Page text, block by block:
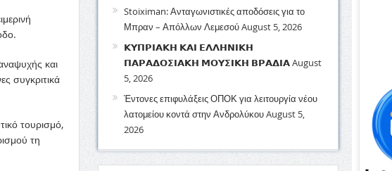
και
συγκριτικά
τουρισμό,
τη
Stoiximan: Ανταγωνιστικές αποδόσεις για το
Μπραν – Απόλλων ΛεμεσούAugust 5, 2026
𝝟𝝪𝝥𝝦𝝞𝝖𝝟𝝜 𝝟𝝖𝝞 𝝚𝝠𝝠𝝜𝝢𝝞𝝟𝝜
𝝥𝝖𝝦𝝖𝝙𝝤𝝨𝝞𝝖𝝟𝝜 𝝡𝝤𝝪𝝨𝝞𝝟𝝜 𝝗𝝦𝝖𝝙𝝞𝝖August
5, 2026
Έντονες επιφυλάξεις ΟΠΟΚ για λειτουργία νέου
λατομείου κοντά στην ΑνδρολύκουAugust 5,
2026